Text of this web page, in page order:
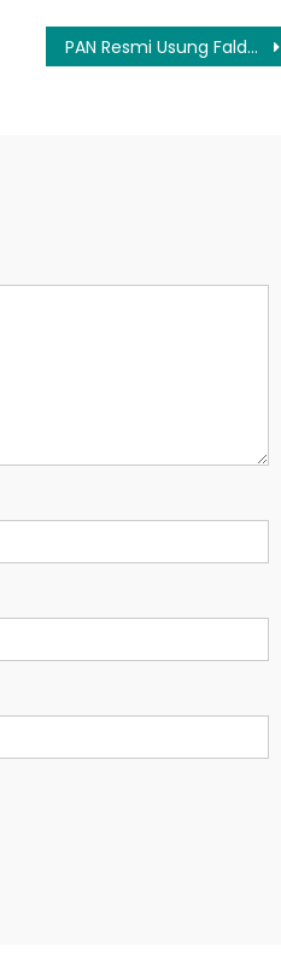
PAN Resmi Usung Faldo Maldini di Pilkada Tangerang 2024